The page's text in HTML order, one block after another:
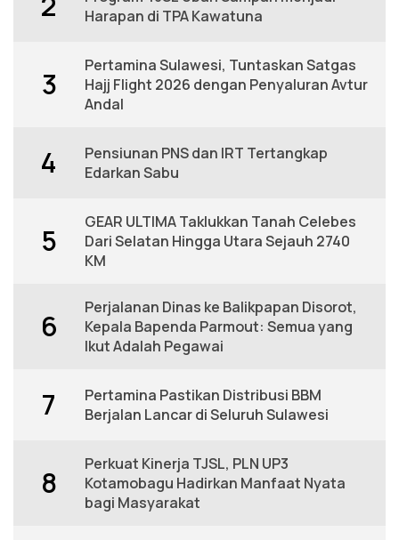
Harapan di TPA Kawatuna
3
Pertamina Sulawesi, Tuntaskan Satgas
Hajj Flight 2026 dengan Penyaluran Avtur
Andal
4
Pensiunan PNS dan IRT Tertangkap
Edarkan Sabu
5
GEAR ULTIMA Taklukkan Tanah Celebes
Dari Selatan Hingga Utara Sejauh 2740
KM
6
Perjalanan Dinas ke Balikpapan Disorot,
Kepala Bapenda Parmout: Semua yang
Ikut Adalah Pegawai
7
Pertamina Pastikan Distribusi BBM
Berjalan Lancar di Seluruh Sulawesi
8
Perkuat Kinerja TJSL, PLN UP3
Kotamobagu Hadirkan Manfaat Nyata
bagi Masyarakat